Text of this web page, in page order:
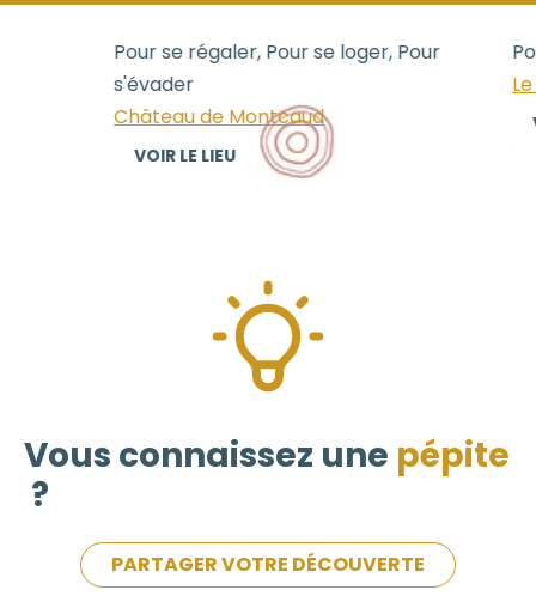
Pour se régaler, Pour se loger, Pour
s'évader
Château de Montcaud
VOIR LE LIEU
Le
Vous connaissez une pépite
?
PARTAGER VOTRE DÉCOUVERTE